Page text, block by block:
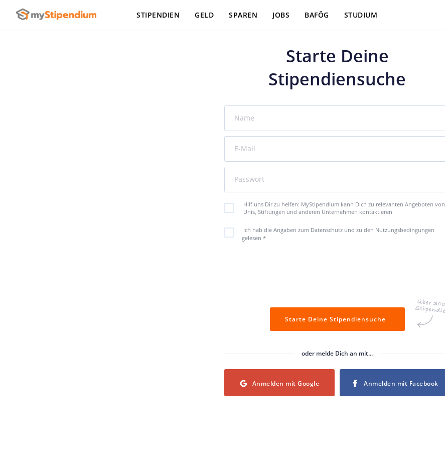
STIPENDIEN GELD SPAREN JOBS BAFÖG STUDIUM
Starte Deine
Stipendiensuche
Name
E-Mail
Passwort
Hilf uns Dir zu helfen: MyStipendium kann Dich zu relevanten Angeboten von
Unis, Stiftungen und anderen Unternehmen kontaktieren
Ich hab die Angaben zum Datenschutz und zu den Nutzungsbedingungen
gelesen *
Starte Deine Stipendiensuche
oder melde Dich an mit...